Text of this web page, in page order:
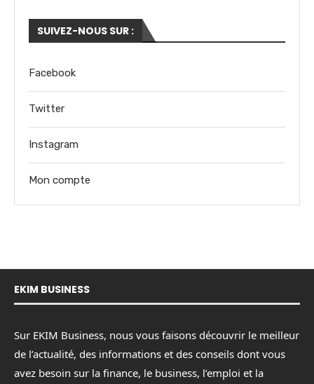
SUIVEZ-NOUS SUR :
Facebook
Twitter
Instagram
Mon compte
EKIM BUSINESS
Sur EKIM Business, nous vous faisons découvrir le meilleur
de l’actualité, des informations et des conseils dont vous
avez besoin sur la finance, le business, l’emploi et la